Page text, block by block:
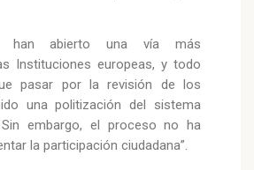
han abierto una vía más
Instituciones europeas, y todo
pasar por la revisión de los
una politización del sistema
embargo, el proceso no ha
la participación ciudadana”.